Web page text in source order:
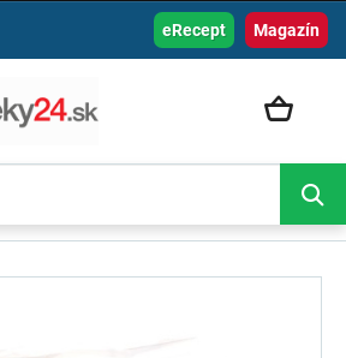
Magazín
eRecept